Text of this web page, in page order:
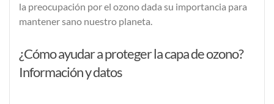
la preocupación por el ozono dada su importancia para
mantener sano nuestro planeta.
¿Cómo ayudar a proteger la capa de ozono?
Información y datos